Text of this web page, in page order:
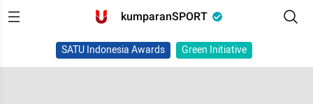
kumparanSPORT
SATU Indonesia Awards Green Initiative